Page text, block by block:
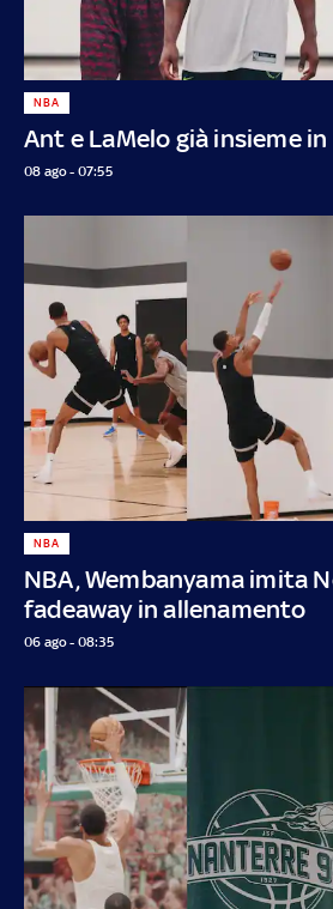
Ant e LaMelo già insieme in
NBA
08 ago - 07:55
NBA, Wembanyama imita
fadeaway in allenamento
NBA
06 ago - 08:35